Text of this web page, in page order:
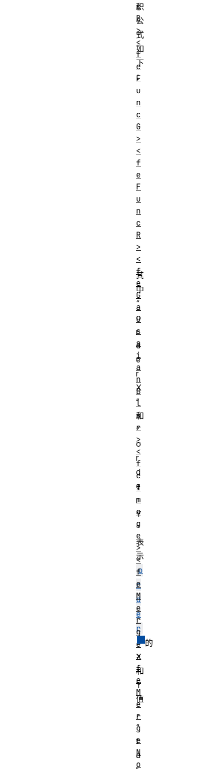
积
公
式
如
下
：
\sum_{I=0}^{orderX-
\sum_{J=0}^{orderX-
1}{\left( SOURCE_{X-
kernelMatrix_{orderX
\right)}}{divsor + bias
其
中
“
o
r
d
e
r
X
”
和
“
o
r
d
e
r
Y
”
表
示
o
r
d
e
r
的
X
和
Y
值
，
“
t
a
c
B
>
<
f
e
F
u
n
c
G
>
<
f
e
F
u
n
c
R
>
<
f
e
G
a
u
s
s
i
a
n
B
l
u
r
>
<
f
e
I
m
a
g
e
>
<
f
e
M
e
r
g
e
>
f
e
M
e
r
g
e
N
o